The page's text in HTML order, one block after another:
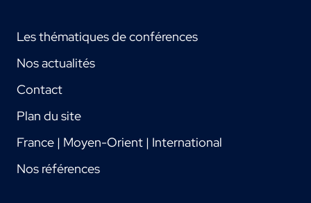
Les thématiques de conférences
Nos actualités
Contact
Plan du site
France | Moyen-Orient | International
Nos références